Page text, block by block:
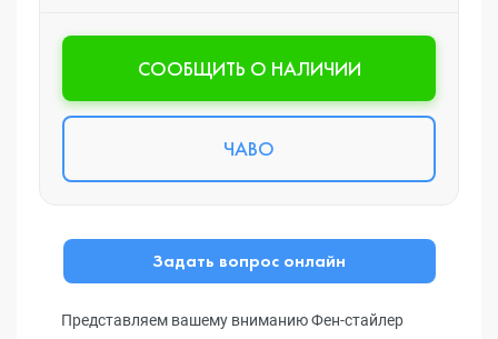
CООБЩИТЬ О НАЛИЧИИ
ЧАВО
Задать вопрос онлайн
Представляем вашему вниманию Фен-стайлер